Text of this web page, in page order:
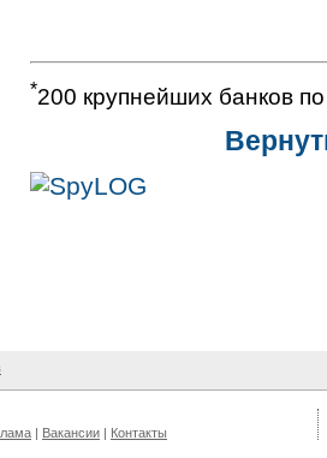
*200 крупнейших банков
| Вакансии | Контакты